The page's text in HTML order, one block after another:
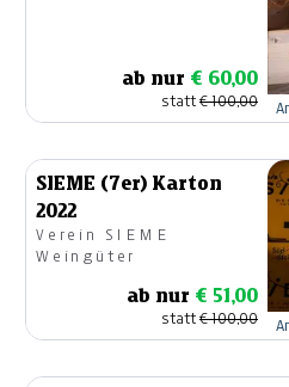
ab nur € 60,00
statt€ 100,00
SIEME (7er) Karton
2022
Verein SIEME
Weingüter
ab nur € 51,00
statt€ 100,00